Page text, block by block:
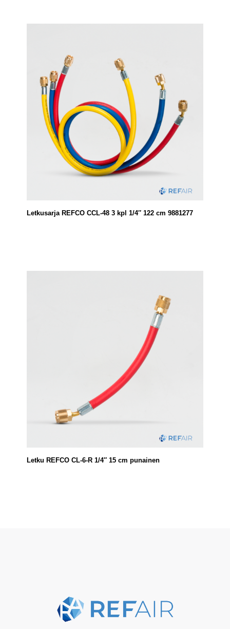
Letkusarja REFCO CCL-48 3 kpl 1/4″ 122 cm 9881277
Letku REFCO CL-6-R 1/4″ 15 cm punainen